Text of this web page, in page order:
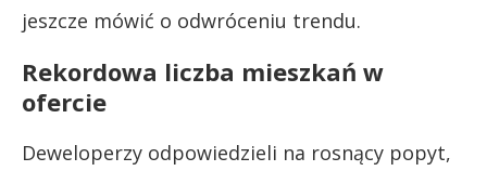
jeszcze mówić o odwróceniu trendu.
Rekordowa liczba mieszkań w
ofercie
Deweloperzy odpowiedzieli na rosnący popyt,